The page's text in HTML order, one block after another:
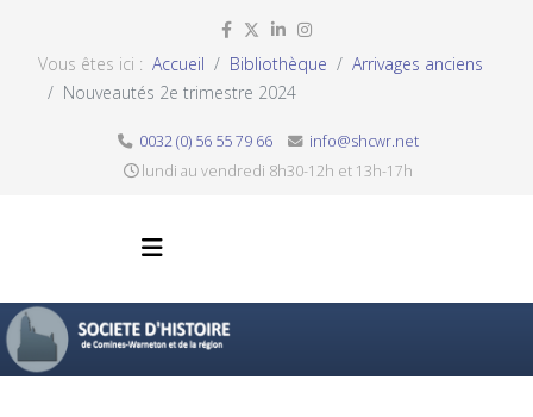
Vous êtes ici : Accueil Bibliothèque
Arrivages anciens
Nouveautés 2e trimestre 2024
0032 (0) 56 55 79 66
info@shcwr.net
lundi au vendredi 8h30-12h et 13h-17h